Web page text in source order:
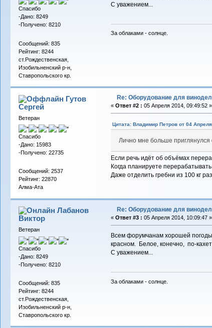
Спасибо
-Дано: 8249
-Получено: 8210
Сообщений: 835
Рейтинг: 8244
ст.Рождественская,
Изобильненский р-н,
Ставропольского кр.
С уважением...
За облаками - солнце.
Гутов
Сергей
Ветеран
Спасибо
-Дано: 15983
-Получено: 22735
Сообщений: 2537
Рейтинг: 22870
Алма-Ата
Re: Оборудование для
« Ответ #2 : 05 Апреля 2014, 09:49:52 »
Цитата: Владимир Петров от 04
Лично мне больше
Если речь идёт об объёмах
Когда планируете
Даже отделить гребни из 100 кг
Лабанов
Виктор
Ветеран
Спасибо
-Дано: 8249
-Получено: 8210
Сообщений: 835
Рейтинг: 8244
ст.Рождественская,
Изобильненский р-н,
Ставропольского кр.
Re: Оборудование для
« Ответ #3 : 05 Апреля 2014, 10:09:47 »
Всем форумчанам хорошей
красном. Белое, конечно, по-
С уважением...
За облаками - солнце.